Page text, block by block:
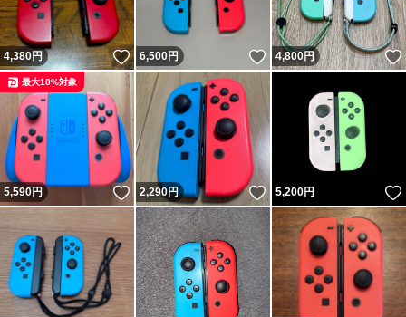
4,380円 いいね！
6,500円 いいね！
4,800円
5,590円 いいね！
最大10%対象
2,290円 いいね！
5,200円